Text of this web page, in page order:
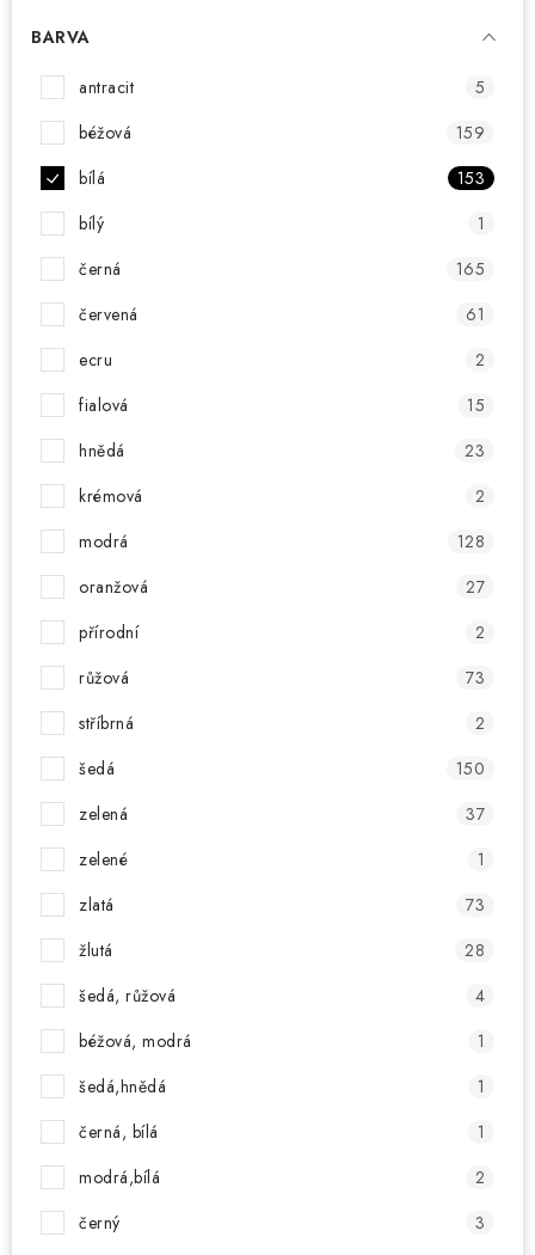
ZAHRADA
OSTATNÍ
VÝPRODEJ
Kontakty
Bonusový program NBM+
BARVA
antracit
5
béžová
159
bílá
153
bílý
1
černá
165
červená
61
ecru
2
fialová
15
hnědá
23
krémová
2
modrá
128
oranžová
27
přírodní
2
růžová
73
stříbrná
2
šedá
150
zelená
37
zelené
1
zlatá
73
žlutá
28
šedá, růžová
4
béžová, modrá
1
šedá,hnědá
1
černá, bílá
1
modrá,bílá
2
černý
3